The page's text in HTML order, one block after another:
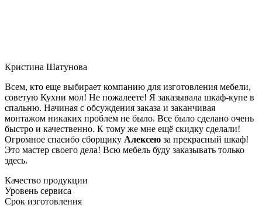
Кристина Шатунова
Всем, кто еще выбирает компанию для изготовления мебели,
советую Кухни мол! Не пожалеете! Я заказывала шкаф-купе в
спальню. Начиная с обсуждения заказа и заканчивая
монтажом никаких проблем не было. Все было сделано очень
быстро и качественно. К тому же мне ещё скидку сделали!
Огромное спасибо сборщику Алексею за прекрасный шкаф!
Это мастер своего дела! Всю мебель буду заказывать только
здесь.
Качество продукции
Уровень сервиса
Срок изготовления